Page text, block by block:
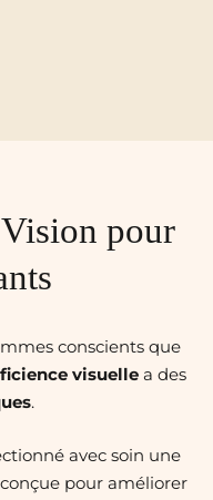
pour
conscients que
visuelle a des
.
avec soin une
pour améliorer